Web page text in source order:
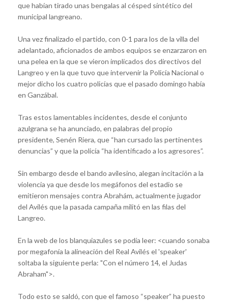
que habían tirado unas bengalas al césped síntético del
municipal langreano.
Una vez finalizado el partido, con 0-1 para los de la villa del
adelantado, aficionados de ambos equipos se enzarzaron en
una pelea en la que se vieron implicados dos directivos del
Langreo y en la que tuvo que intervenir la Policía Nacional o
mejor dicho los cuatro policías que el pasado domingo había
en Ganzábal.
Tras estos lamentables incidentes, desde el conjunto
azulgrana se ha anunciado, en palabras del propio
presidente, Senén Riera, que “han cursado las pertinentes
denuncias” y que la policía “ha identificado a los agresores”.
Sin embargo desde el bando avilesino, alegan incitación a la
violencia ya que desde los megáfonos del estadio se
emitieron mensajes contra Abrahám, actualmente jugador
del Avilés que la pasada campaña militó en las filas del
Langreo.
En la web de los blanquiazules se podía leer: <cuando sonaba
por megafonía la alineación del Real Avilés el 'speaker'
soltaba la siguiente perla: "Con el número 14, el Judas
Abraham">.
Todo esto se saldó, con que el famoso “speaker” ha puesto